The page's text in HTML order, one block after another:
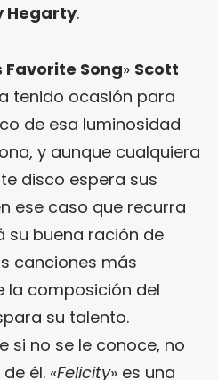
Hegarty.
Favorite Song» Scott
tenido ocasión para
de esa luminosidad
y aunque cualquiera
disco espera sus
ese caso que recurra
su buena ración de
canciones más
la composición del
su talento.
si no se le conoce, no
él. «Felicity» es una